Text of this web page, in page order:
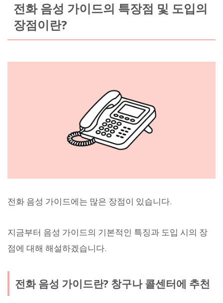
전화 음성 가이드의 특장점 및 도입의
장점이란?
전화 음성 가이드에는 많은 장점이 있습니다.
지금부터 음성 가이드의 기본적인 특징과 도입 시의 장
점에 대해 해설하겠습니다.
전화 음성 가이드란? 창구나 콜센터에 추천